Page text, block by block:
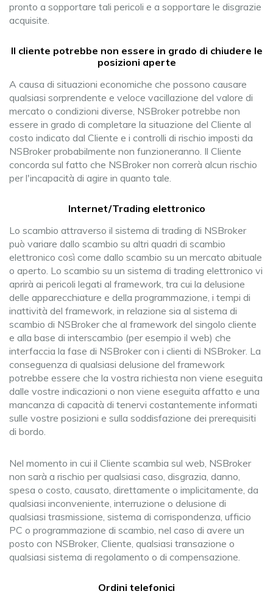
pronto a sopportare tali pericoli e a sopportare le disgrazie
acquisite.
Il cliente potrebbe non essere in grado di chiudere le
posizioni aperte
A causa di situazioni economiche che possono causare
qualsiasi sorprendente e veloce vacillazione del valore di
mercato o condizioni diverse, NSBroker potrebbe non
essere in grado di completare la situazione del Cliente al
costo indicato dal Cliente e i controlli di rischio imposti da
NSBroker probabilmente non funzioneranno. Il Cliente
concorda sul fatto che NSBroker non correrà alcun rischio
per l'incapacità di agire in quanto tale.
Internet/Trading elettronico
Lo scambio attraverso il sistema di trading di NSBroker
può variare dallo scambio su altri quadri di scambio
elettronico così come dallo scambio su un mercato abituale
o aperto. Lo scambio su un sistema di trading elettronico vi
aprirà ai pericoli legati al framework, tra cui la delusione
delle apparecchiature e della programmazione, i tempi di
inattività del framework, in relazione sia al sistema di
scambio di NSBroker che al framework del singolo cliente
e alla base di interscambio (per esempio il web) che
interfaccia la fase di NSBroker con i clienti di NSBroker. La
conseguenza di qualsiasi delusione del framework
potrebbe essere che la vostra richiesta non viene eseguita
dalle vostre indicazioni o non viene eseguita affatto e una
mancanza di capacità di tenervi costantemente informati
sulle vostre posizioni e sulla soddisfazione dei prerequisiti
di bordo.
Nel momento in cui il Cliente scambia sul web, NSBroker
non sarà a rischio per qualsiasi caso, disgrazia, danno,
spesa o costo, causato, direttamente o implicitamente, da
qualsiasi inconveniente, interruzione o delusione di
qualsiasi trasmissione, sistema di corrispondenza, ufficio
PC o programmazione di scambio, nel caso di avere un
posto con NSBroker, Cliente, qualsiasi transazione o
qualsiasi sistema di regolamento o di compensazione.
Ordini telefonici